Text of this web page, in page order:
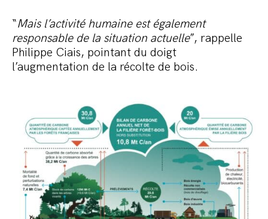
“Mais l’activité humaine est également
responsable de la situation actuelle”, rappelle
Philippe Ciais, pointant du doigt
l’augmentation de la récolte de bois.